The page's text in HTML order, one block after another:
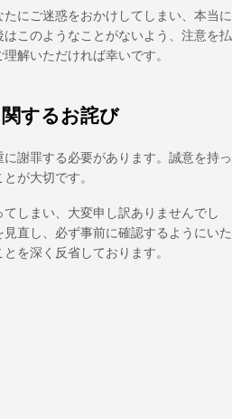
にご迷惑をおかけしてしまい、本当に
このようなことがないよう、注意を払
解いただければ幸いです。
するお詫び
謝罪する必要があります。誠意を持っ
が大切です。
てしまい、大変申し訳ありませんでし
直し、必ず事前に確認するようにいた
を深く反省しております。